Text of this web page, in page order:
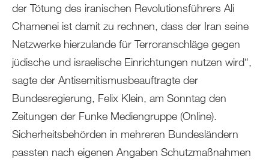
der Tötung des iranischen Revolutionsführers Ali
Chamenei ist damit zu rechnen, dass der Iran seine
Netzwerke hierzulande für Terroranschläge gegen
jüdische und israelische Einrichtungen nutzen wird“,
sagte der Antisemitismusbeauftragte der
Bundesregierung, Felix Klein, am Sonntag den
Zeitungen der Funke Mediengruppe (Online).
Sicherheitsbehörden in mehreren Bundesländern
passten nach eigenen Angaben Schutzmaßnahmen